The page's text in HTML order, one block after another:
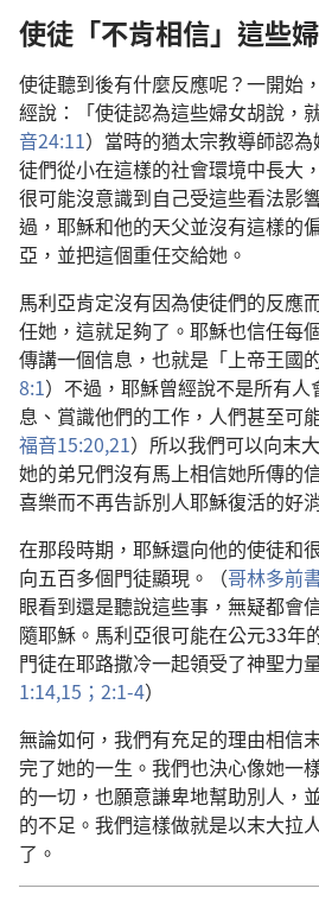
使徒「不肯相信」這些
使徒聽到後有什麼反應呢？一開始
經說：「使徒認為這些婦女胡說，
音24:11）當時的猶太宗教導師認
徒們從小在這樣的社會環境中長大
很可能沒意識到自己受這些看法影
過，耶穌和他的天父並沒有這樣的
亞，並把這個重任交給她。
馬利亞肯定沒有因為使徒們的反應
任她，這就足夠了。耶穌也信任每
傳講一個信息，也就是「上帝王國
8:1）不過，耶穌曾經說不是所有
息、賞識他們的工作，人們甚至可
福音15:20,21）所以我們可以向末
她的弟兄們沒有馬上相信她所傳的
喜樂而不再告訴別人耶穌復活的好
在那段時期，耶穌還向他的使徒和
向五百多個門徒顯現。（哥林多前
眼看到還是聽說這些事，無疑都會
隨耶穌。馬利亞很可能在公元33年
門徒在耶路撒冷一起領受了神聖力
1:14,15； 2:1-4）
無論如何，我們有充足的理由相信
完了她的一生。我們也決心像她一
的一切，也願意謙卑地幫助別人，
的不足。我們這樣做就是以末大拉
了。